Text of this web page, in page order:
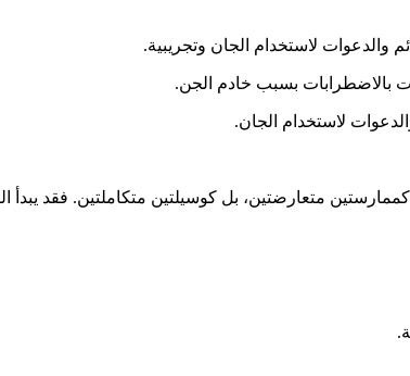
والدعوات لاستخدام الجان وتجريبية.
بالاضطرابات بسبب خادم الجن.
لاستخدام الجان.
متعارضتين، بل كوسيلتين متكاملتين. فقد يبدأ